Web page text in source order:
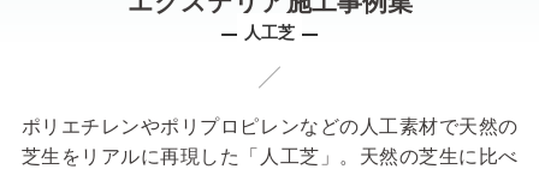
人工芝
ポリエチレンやポリプロピレンなどの人工素材で天然の
芝生をリアルに再現した「人工芝」。天然の芝生に比べ